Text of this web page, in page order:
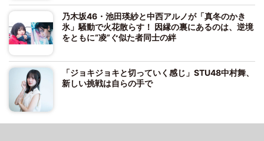
乃木坂46・池田瑛紗と中西アルノが「真冬のかき
氷」騒動で火花散らす！ 因縁の裏にあるのは、逆境
をともに“凌”ぐ似た者同士の絆
「ジョキジョキと切っていく感じ」STU48中村舞、
新しい挑戦は自らの手で